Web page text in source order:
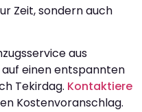
Zeit, sondern auch
aus
einen entspannten
Tekirdag. Kontaktiere
Kostenvoranschlag.